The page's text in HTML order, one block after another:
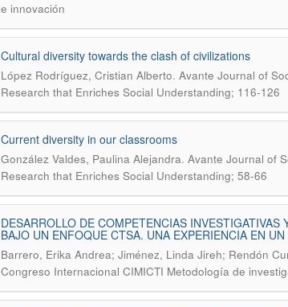
e innovación
Cultural diversity towards the clash of civilizations
López Rodríguez, Cristian Alberto. Avante Journal of
Research that Enriches Social Understanding; 116-126
Current diversity in our classrooms
González Valdes, Paulina Alejandra. Avante Journal of
Research that Enriches Social Understanding; 58-66
DESARROLLO DE COMPETENCIAS
BAJO UN ENFOQUE CTSA. UNA EXPERIENCIA EN
Barrero, Erika Andrea; Jiménez, Linda Jireh; Rendón
Congreso Internacional CIMICTI Metodología de